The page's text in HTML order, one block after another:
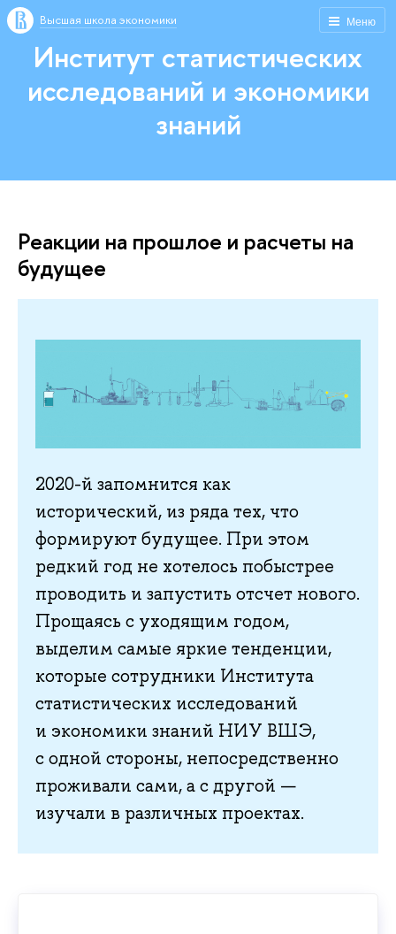
Меню
Высшая школа экономики
Институт статистических
исследований и экономики
знаний
Реакции на прошлое и расчеты на
будущее
2020-й запомнится как
исторический, из ряда тех, что
формируют будущее. При этом
редкий год не хотелось побыстрее
проводить и запустить отсчет нового.
Прощаясь с уходящим годом,
выделим самые яркие тенденции,
которые сотрудники Института
статистических исследований
и экономики знаний НИУ ВШЭ,
с одной стороны, непосредственно
проживали сами, а с другой —
изучали в различных проектах.